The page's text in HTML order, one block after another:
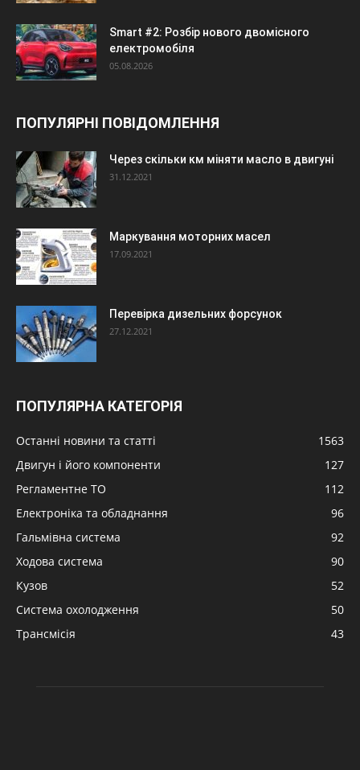
Smart #2: Розбір нового двомісного
електромобіля
05.08.2026
ПОПУЛЯРНІ ПОВІДОМЛЕННЯ
Через скільки км міняти масло в двигуні
31.12.2021
Маркування моторних масел
17.09.2021
Перевірка дизельних форсунок
27.12.2021
ПОПУЛЯРНА КАТЕГОРІЯ
Останні новини та статті
1563
Двигун і його компоненти
127
Регламентне ТО
112
Електроніка та обладнання
96
Гальмівна система
92
Ходова система
90
Кузов
52
Система охолодження
50
Трансмісія
43